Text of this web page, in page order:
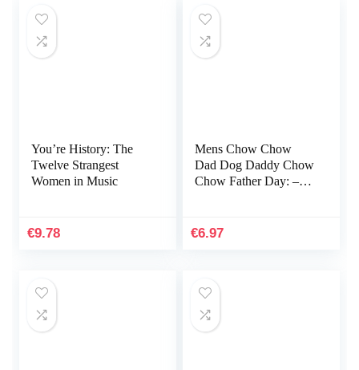
You’re History: The
Twelve Strangest
Women in Music
€9.78
Mens Chow Chow
Dad Dog Daddy Chow
Chow Father Day: –
Pages
€6.97